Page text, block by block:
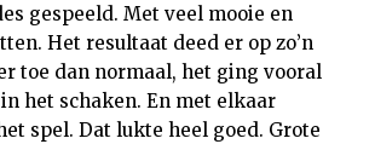
gespeeld. Met veel mooie en
Het resultaat deed er op zo’n
toe dan normaal, het ging vooral
het schaken. En met elkaar
spel. Dat lukte heel goed. Grote